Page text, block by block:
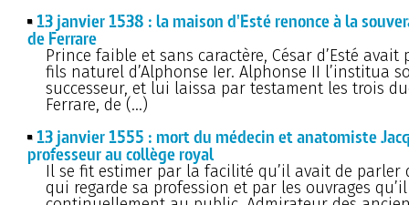
13 janvier 1538 : la maison d'Esté renonce à la
de Ferrare
Prince faible et sans caractère, César d’Esté
fils naturel d’Alphonse Ier. Alphonse II l’institua
successeur, et lui laissa par testament les trois
Ferrare, de (…)
13 janvier 1555 : mort du médecin et anatomiste
professeur au collège royal
Il se fit estimer par la facilité qu’il avait de parler
qui regarde sa profession et par les ouvrages